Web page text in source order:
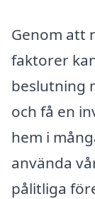
Genom att
faktorer
beslutning
och få en
hem i
använda
pålitliga